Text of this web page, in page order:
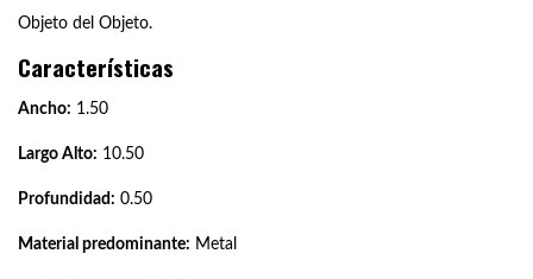
Objeto del Objeto.
Características
Ancho: 1.50
Largo Alto: 10.50
Profundidad: 0.50
Material predominante: Metal